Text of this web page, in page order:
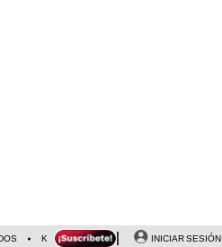
KEIKO FUJIMORI NALDY SALDAÑA
INICIAR SESIÓN